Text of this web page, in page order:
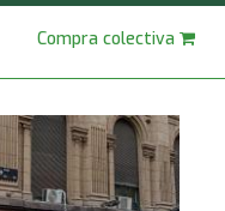
Compra colectiva